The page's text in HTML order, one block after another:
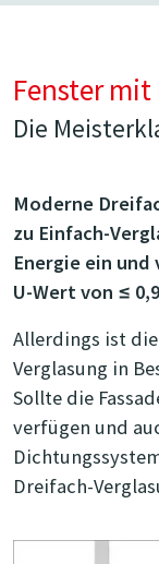
Fenster
Die
Moderne
zu Einfach-
Energie ein
U-Wert von ≤
Allerdings ist
Verglasung in
Sollte die
verfügen und
Dreifach-